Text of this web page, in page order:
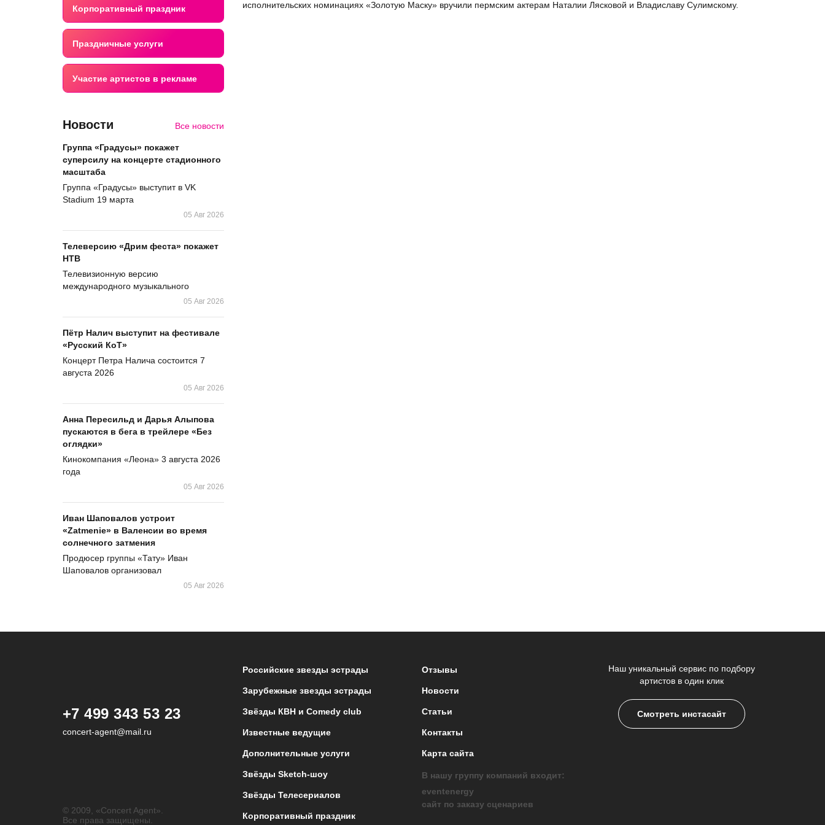
Корпоративный праздник
Праздничные услуги
Участие артистов в рекламе
Новости Все новости
Группа «Градусы» покажет
суперсилу на концерте стадионного
масштаба
Группа «Градусы» выступит в VK
Stadium 19 марта
05 Авг 2026
Телеверсию «Дрим феста» покажет
НТВ
Телевизионную версию
международного музыкального
05 Авг 2026
Пётр Налич выступит на фестивале
«Русский КоТ»
Концерт Петра Налича состоится 7
августа 2026
05 Авг 2026
Анна Пересильд и Дарья Алыпова
пускаются в бега в трейлере «Без
оглядки»
Кинокомпания «Леона» 3 августа 2026
года
05 Авг 2026
Иван Шаповалов устроит
«Zatmenie» в Валенсии во время
солнечного затмения
Продюсер группы «Тату» Иван
Шаповалов организовал
05 Авг 2026
исполнительских номинациях «Золотую Маску» вручили пермским актерам Наталии Лясковой и Владиславу Сулимскому.
+7 499 343 53 23
concert-agent@mail.ru
© 2009, «Concert Agent».
Все права защищены.
Российские звезды эстрады
Зарубежные звезды эстрады
Звёзды КВН и Comedy club
Известные ведущие
Дополнительные услуги
Звёзды Sketch-шоу
Звёзды Телесериалов
Корпоративный праздник
Отзывы
Новости
Статьи
Контакты
Карта сайта
Наш уникальный сервис по подбору
артистов в один клик
Смотреть инстасайт
В нашу группу компаний входит:
eventenergy
сайт по заказу сценариев